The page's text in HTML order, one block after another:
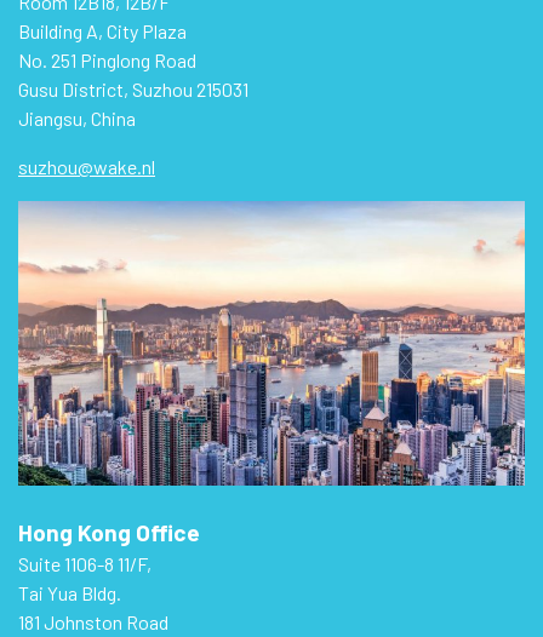
Building A, City Plaza
No. 251 Pinglong Road
Gusu District, Suzhou 215031
Jiangsu, China
suzhou@wake.nl
Hong Kong Office
Suite 1106-8 11/F,
Tai Yua Bldg.
181 Johnston Road